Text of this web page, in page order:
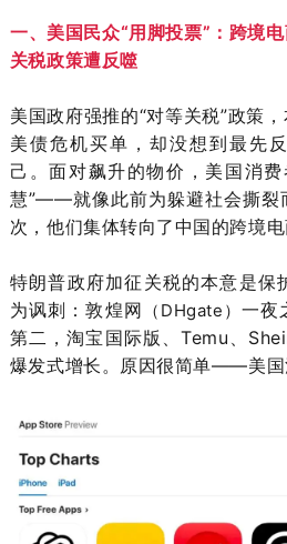
一、美国民众“用脚投票”：跨境
关税政策遭反噬
美国政府强推的“对等关税”政策
美债危机买单，却没想到最先
己。面对飙升的物价，美国消
慧”——就像此前为躲避社会撕裂
次，他们集体转向了中国的跨境电
特朗普政府加征关税的本意是保
为讽刺：敦煌网 （DHgate） 一夜
第二，淘宝国际版、Temu、
爆发式增长。原因很简单——美国